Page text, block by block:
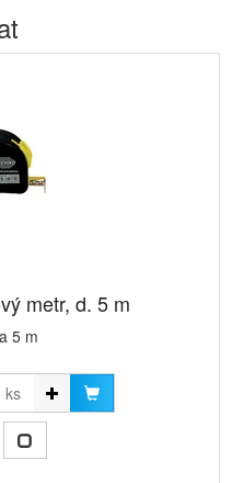
metr, d. 5 m
5 m
ks